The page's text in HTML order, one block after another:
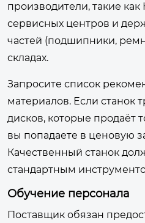
производители, такие
сервисных центров и
частей (подшипники,
складах.
Запросите список
материалов. Если станок
дисков, которые продаёт
вы попадаете в ценовую
Качественный станок
стандартным
Обучение персонала
Поставщик обязан